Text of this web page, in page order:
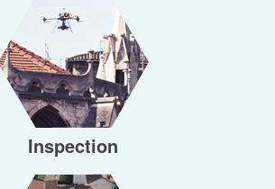
Inspection